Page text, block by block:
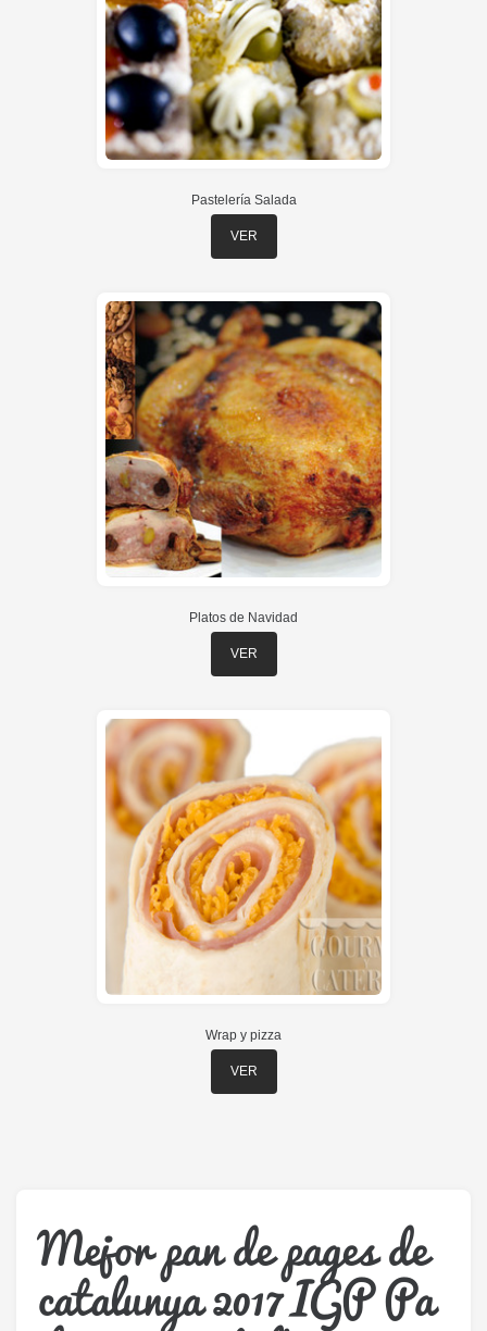
Pastelería Salada
VER
Platos de Navidad
VER
Wrap y pizza
VER
Mejor pan de pages de
catalunya 2017 IGP Pa